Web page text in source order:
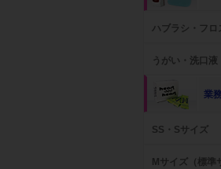
ハブラシ・フロ
うがい・洗口液
業
SS・Sサイズ
Mサイズ（標準